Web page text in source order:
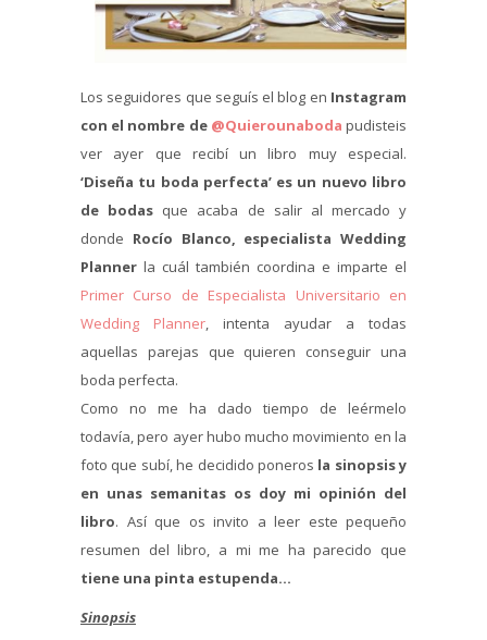
Los seguidores que seguís el blog en Instagram
con el nombre de @Quierounaboda pudisteis
ver ayer que recibí un libro muy especial.
‘Diseña tu boda perfecta’ es un nuevo libro
de bodas que acaba de salir al mercado y
donde Rocío Blanco, especialista Wedding
Planner la cuál también coordina e imparte el
Primer Curso de Especialista Universitario en
Wedding Planner, intenta ayudar a todas
aquellas parejas que quieren conseguir una
boda perfecta.
Como no me ha dado tiempo de leérmelo
todavía, pero ayer hubo mucho movimiento en la
foto que subí, he decidido poneros la sinopsis y
en unas semanitas os doy mi opinión del
libro. Así que os invito a leer este pequeño
resumen del libro, a mi me ha parecido que
tiene una pinta estupenda…
Sinopsis